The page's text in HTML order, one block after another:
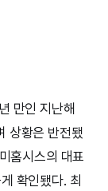
만인 지난해
상황은 반전됐
홈시스의 대표
확인됐다. 최